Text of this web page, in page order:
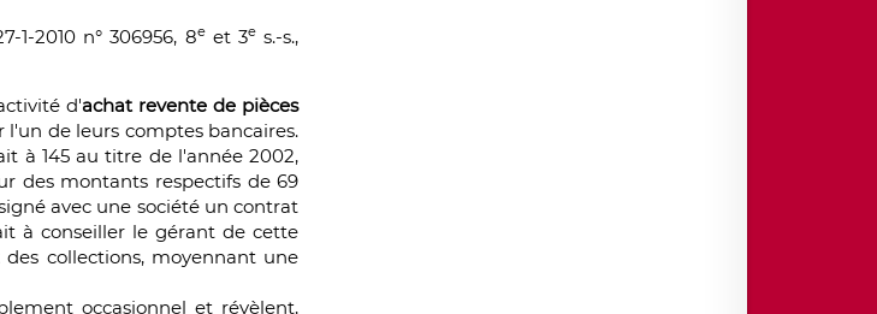
1-2010 n° 306956, 8eet 3e s.-s.,
d'achat revente de pièces
de leurs comptes bancaires.
à 145 au titre de l'année 2002,
des montants respectifs de 69
avec une société un contrat
à conseiller le gérant de cette
collections, moyennant une
occasionnel et révèlent,